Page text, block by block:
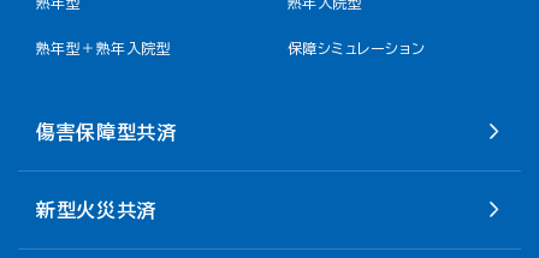
熟年型＋熟年入院型 保障シミュレーション
傷害保障型共済
新型火災共済